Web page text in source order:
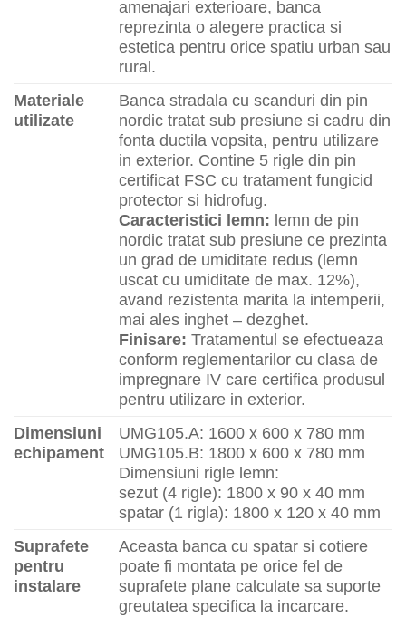
amenajari exterioare, banca
reprezinta o alegere practica si
estetica pentru orice spatiu urban sau
rural.
Materiale
utilizate
Banca stradala cu scanduri din pin
nordic tratat sub presiune si cadru din
fonta ductila vopsita, pentru utilizare
in exterior. Contine 5 rigle din pin
certificat FSC cu tratament fungicid
protector si hidrofug.
Caracteristici lemn: lemn de pin
nordic tratat sub presiune ce prezinta
un grad de umiditate redus (lemn
uscat cu umiditate de max. 12%),
avand rezistenta marita la intemperii,
mai ales inghet – dezghet.
Finisare: Tratamentul se efectueaza
conform reglementarilor cu clasa de
impregnare IV care certifica produsul
pentru utilizare in exterior.
Dimensiuni
echipament
UMG105.A: 1600 x 600 x 780 mm
UMG105.B: 1800 x 600 x 780 mm
Dimensiuni rigle lemn:
sezut (4 rigle): 1800 x 90 x 40 mm
spatar (1 rigla): 1800 x 120 x 40 mm
Suprafete
pentru
instalare
Aceasta banca cu spatar si cotiere
poate fi montata pe orice fel de
suprafete plane calculate sa suporte
greutatea specifica la incarcare.